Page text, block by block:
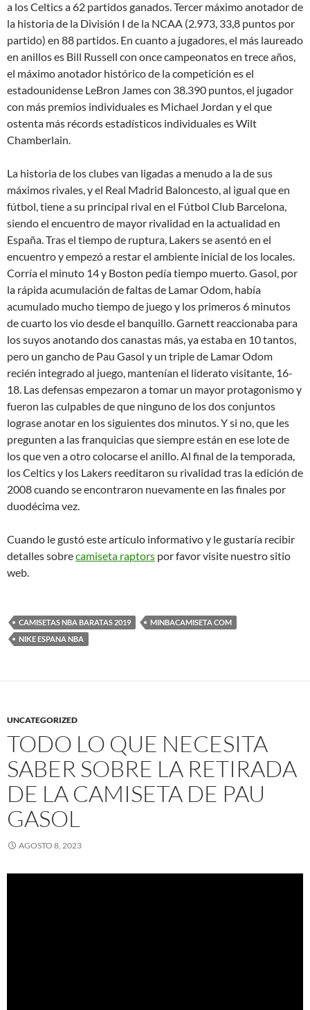
a los Celtics a 62 partidos ganados. Tercer máximo anotador de
la historia de la División I de la NCAA (2.973, 33,8 puntos por
partido) en 88 partidos. En cuanto a jugadores, el más laureado
en anillos es Bill Russell con once campeonatos en trece años,
el máximo anotador histórico de la competición es el
estadounidense LeBron James con 38.390 puntos, el jugador
con más premios individuales es Michael Jordan y el que
ostenta más récords estadísticos individuales es Wilt
Chamberlain.
La historia de los clubes van ligadas a menudo a la de sus
máximos rivales, y el Real Madrid Baloncesto, al igual que en
fútbol, tiene a su principal rival en el Fútbol Club Barcelona,
siendo el encuentro de mayor rivalidad en la actualidad en
España. Tras el tiempo de ruptura, Lakers se asentó en el
encuentro y empezó a restar el ambiente inicial de los locales.
Corría el minuto 14 y Boston pedía tiempo muerto. Gasol, por
la rápida acumulación de faltas de Lamar Odom, había
acumulado mucho tiempo de juego y los primeros 6 minutos
de cuarto los vio desde el banquillo. Garnett reaccionaba para
los suyos anotando dos canastas más, ya estaba en 10 tantos,
pero un gancho de Pau Gasol y un triple de Lamar Odom
recién integrado al juego, mantenían el liderato visitante, 16-
18. Las defensas empezaron a tomar un mayor protagonismo y
fueron las culpables de que ninguno de los dos conjuntos
lograse anotar en los siguientes dos minutos. Y si no, que les
pregunten a las franquicias que siempre están en ese lote de
los que ven a otro colocarse el anillo. Al final de la temporada,
los Celtics y los Lakers reeditaron su rivalidad tras la edición de
2008 cuando se encontraron nuevamente en las finales por
duodécima vez.
Cuando le gustó este artículo informativo y le gustaría recibir
detalles sobrecamiseta raptors por favor visite nuestro sitio
web.
CAMISETAS NBA BARATAS 2019
MINBACAMISETA COM
NIKE ESPANA NBA
UNCATEGORIZED
TODO LO QUE NECESITA
SABER SOBRE LA RETIRADA
DE LA CAMISETA DE PAU
GASOL
AGOSTO 8, 2023